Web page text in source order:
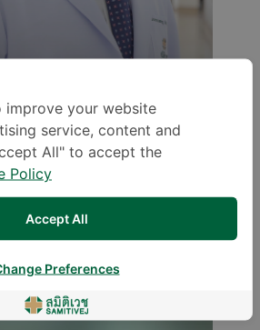
Wutthiphan,
AND GYNAECOLOGY
improve your website
service, content and
All" to accept the
Policy
Accept All
Preferences